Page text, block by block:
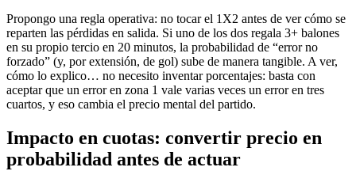
Propongo una regla operativa: no tocar el 1X2 antes de ver cómo se
reparten las pérdidas en salida. Si uno de los dos regala 3+ balones
en su propio tercio en 20 minutos, la probabilidad de “error no
forzado” (y, por extensión, de gol) sube de manera tangible. A ver,
cómo lo explico… no necesito inventar porcentajes: basta con
aceptar que un error en zona 1 vale varias veces un error en tres
cuartos, y eso cambia el precio mental del partido.
Impacto en cuotas: convertir precio en
probabilidad antes de actuar